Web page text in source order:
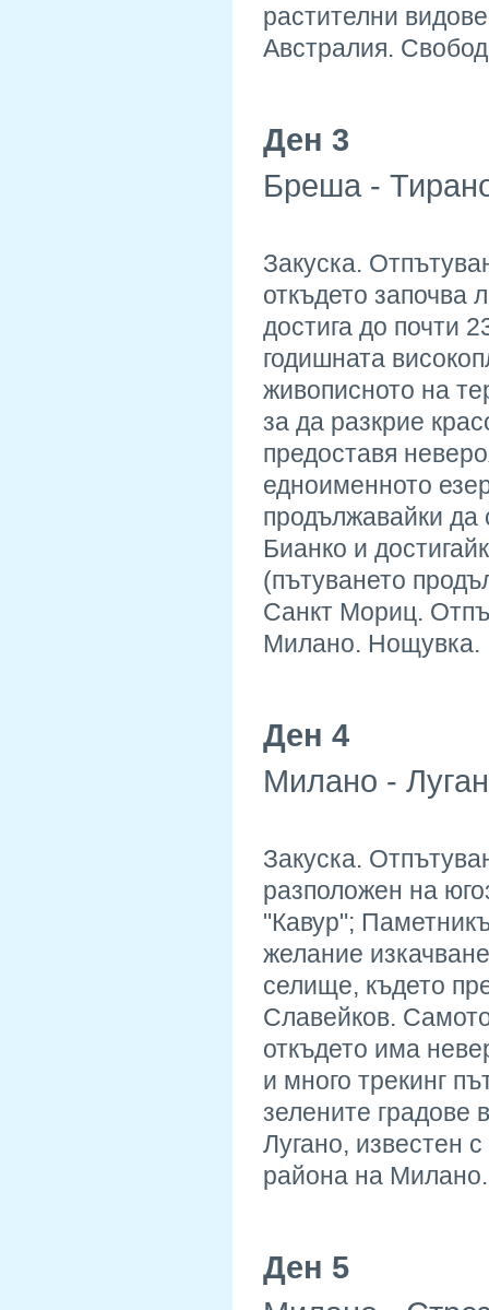
растителни
Австралия.
Ден 3
Бреша -
Закуска.
откъдето започва
достига до почти
годишната
живописното на
за да разкрие
предоставя
едноименното
продължавайки да
Бианко и
(пътуването
Санкт Мориц.
Милано. Нощувка.
Ден 4
Милано -
Закуска.
разположен на
"Кавур";
желание
селище, където
Славейков.
откъдето има
и много трекинг
зелените
Лугано, известен
района на
Ден 5